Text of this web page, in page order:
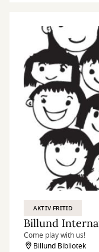
AKTIV FRITID
Billund
Come play with us!
Billund Bibliotek